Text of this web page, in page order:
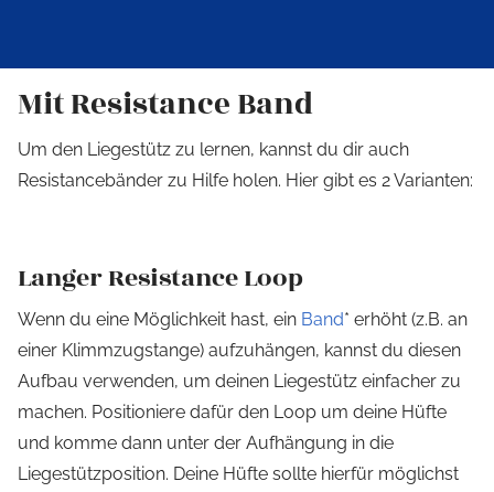
Mit Resistance Band
Um den Liegestütz zu lernen, kannst du dir auch
Resistancebänder zu Hilfe holen. Hier gibt es 2 Varianten:
Langer Resistance Loop
Wenn du eine Möglichkeit hast, ein Band* erhöht (z.B. an
einer Klimmzugstange) aufzuhängen, kannst du diesen
Aufbau verwenden, um deinen Liegestütz einfacher zu
machen. Positioniere dafür den Loop um deine Hüfte
und komme dann unter der Aufhängung in die
Liegestützposition. Deine Hüfte sollte hierfür möglichst